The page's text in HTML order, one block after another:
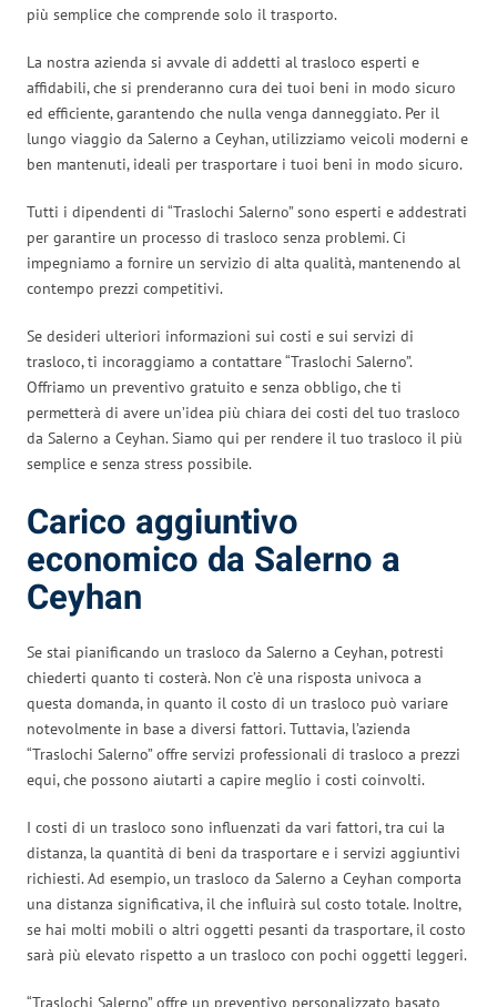
più semplice che comprende solo il trasporto.
La nostra azienda si avvale di addetti al trasloco esperti e
affidabili, che si prenderanno cura dei tuoi beni in modo sicuro
ed efficiente, garantendo che nulla venga danneggiato. Per il
lungo viaggio da Salerno a Ceyhan, utilizziamo veicoli moderni e
ben mantenuti, ideali per trasportare i tuoi beni in modo sicuro.
Tutti i dipendenti di “Traslochi Salerno” sono esperti e addestrati
per garantire un processo di trasloco senza problemi. Ci
impegniamo a fornire un servizio di alta qualità, mantenendo al
contempo prezzi competitivi.
Se desideri ulteriori informazioni sui costi e sui servizi di
trasloco, ti incoraggiamo a contattare “Traslochi Salerno”.
Offriamo un preventivo gratuito e senza obbligo, che ti
permetterà di avere un’idea più chiara dei costi del tuo trasloco
da Salerno a Ceyhan. Siamo qui per rendere il tuo trasloco il più
semplice e senza stress possibile.
Carico aggiuntivo
economico da Salerno a
Ceyhan
Se stai pianificando un trasloco da Salerno a Ceyhan, potresti
chiederti quanto ti costerà. Non c’è una risposta univoca a
questa domanda, in quanto il costo di un trasloco può variare
notevolmente in base a diversi fattori. Tuttavia, l’azienda
“Traslochi Salerno” offre servizi professionali di trasloco a prezzi
equi, che possono aiutarti a capire meglio i costi coinvolti.
I costi di un trasloco sono influenzati da vari fattori, tra cui la
distanza, la quantità di beni da trasportare e i servizi aggiuntivi
richiesti. Ad esempio, un trasloco da Salerno a Ceyhan comporta
una distanza significativa, il che influirà sul costo totale. Inoltre,
se hai molti mobili o altri oggetti pesanti da trasportare, il costo
sarà più elevato rispetto a un trasloco con pochi oggetti leggeri.
“Traslochi Salerno” offre un preventivo personalizzato basato